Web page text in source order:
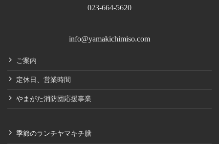
023-664-5620
info@yamakichimiso.com
ご案内
定休日、営業時間
やまがた消防団応援事業
季節のランチヤマキチ膳